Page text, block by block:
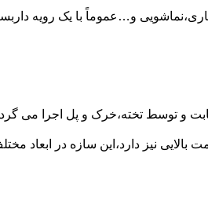
و…عموماً با یک رویه
توسط تخته،خرک و پل اجرا می
نیز دارد،این سازه در